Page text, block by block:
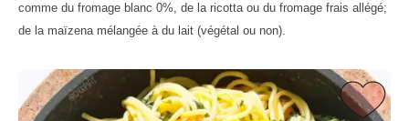
comme du fromage blanc 0%, de la ricotta ou du fromage frais allégé;
de la maïzena mélangée à du lait (végétal ou non).